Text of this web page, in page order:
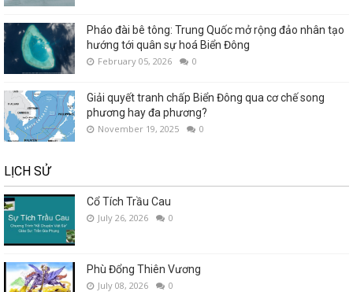
Pháo đài bê tông: Trung Quốc mở rộng đảo nhân tạo
hướng tới quân sự hoá Biển Đông
February 05, 2026 0
Giải quyết tranh chấp Biển Đông qua cơ chế song
phương hay đa phương?
November 19, 2025 0
LỊCH SỬ
Cổ Tích Trầu Cau
July 26, 2026 0
Phù Đổng Thiên Vương
July 08, 2026 0